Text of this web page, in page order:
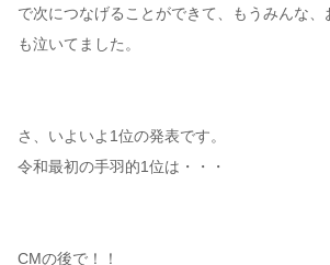
で次につなげることができて、もうみんな、
も泣いてました。
さ、いよいよ1位の発表です。
令和最初の手羽的1位は・・・
CMの後で！！